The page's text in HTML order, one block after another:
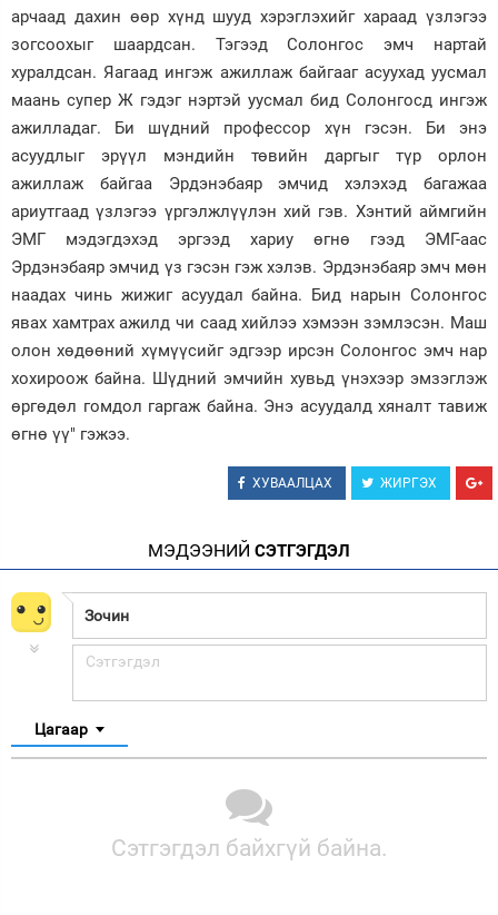
арчаад дахин өөр хүнд шууд хэрэглэхийг хараад үзлэгээ
зогсоохыг шаардсан. Тэгээд Солонгос эмч нартай
хуралдсан. Яагаад ингэж ажиллаж байгааг асуухад уусмал
маань супер Ж гэдэг нэртэй уусмал бид Солонгосд ингэж
ажилладаг. Би шүдний профессор хүн гэсэн. Би энэ
асуудлыг эрүүл мэндийн төвийн даргыг түр орлон
ажиллаж байгаа Эрдэнэбаяр эмчид хэлэхэд багажаа
ариутгаад үзлэгээ үргэлжлүүлэн хий гэв. Хэнтий аймгийн
ЭМГ мэдэгдэхэд эргээд хариу өгнө гээд ЭМГ-аас
Эрдэнэбаяр эмчид үз гэсэн гэж хэлэв. Эрдэнэбаяр эмч мөн
наадах чинь жижиг асуудал байна. Бид нарын Солонгос
явах хамтрах ажилд чи саад хийлээ хэмээн зэмлэсэн. Маш
олон хөдөөний хүмүүсийг эдгээр ирсэн Солонгос эмч нар
хохироож байна. Шүдний эмчийн хувьд үнэхээр эмзэглэж
өргөдөл гомдол гаргаж байна. Энэ асуудалд хяналт тавиж
өгнө үү" гэжээ.
ХУВААЛЦАХ ЖИРГЭХ
МЭДЭЭНИЙ СЭТГЭГДЭЛ
Цагаар
Сэтгэгдэл байхгүй байна.